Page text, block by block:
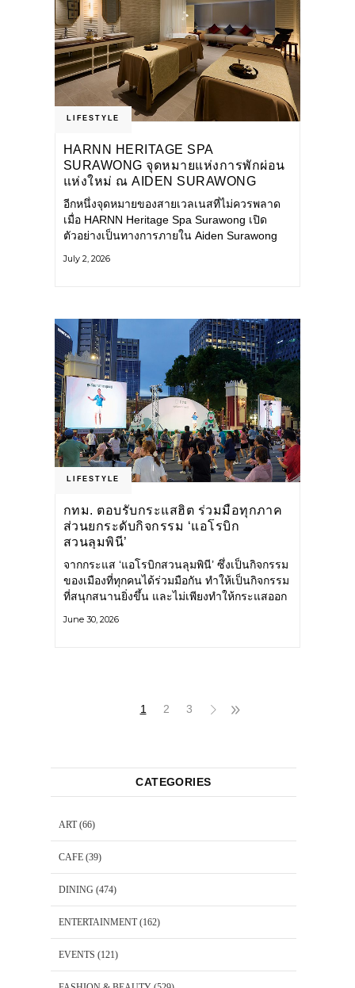
LIFESTYLE
HARNN HERITAGE SPA
SURAWONG จุดหมายแห่งการพักผ่อน
แห่งใหม่ ณ AIDEN SURAWONG
BANGKOK
อีกหนึ่งจุดหมายของสายเวลเนสที่ไม่ควรพลาด
เมื่อ HARNN Heritage Spa Surawong เปิด
ตัวอย่างเป็นทางการภายใน Aiden Surawong
ของเมืองใหญ่ มาสัมผัสประสบการณ์การพักผ่อน
July 2, 2026
LIFESTYLE
กทม. ตอบรับกระแสฮิต ร่วมมือทุกภาค
ส่วนยกระดับกิจกรรม ‘แอโรบิก
สวนลุมพินี’
จากกระแส ‘แอโรบิกสวนลุมพินี’ ซึ่งเป็นกิจกรรม
ของเมืองที่ทุกคนได้ร่วมมือกัน ทำให้เป็นกิจกรรม
ที่สนุกสนานยิ่งขึ้น และไม่เพียงทำให้กระแสออก
กระจายไปยังหลายพื้นที่ของประเทศที่อยากออก
June 30, 2026
1 2 3
CATEGORIES
ART(66)
CAFE (39)
DINING (474)
ENTERTAINMENT(162)
EVENTS (121)